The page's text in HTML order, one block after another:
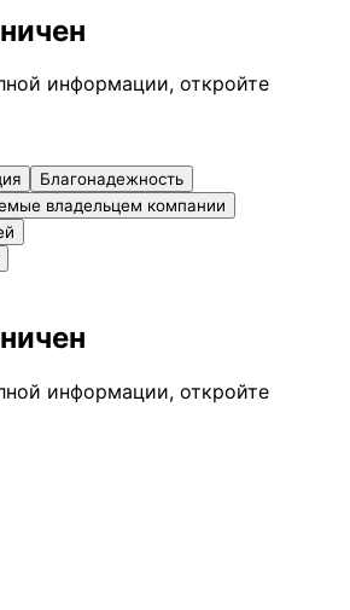
информации, откройте
Благонадежность
владельцем компании
информации, откройте